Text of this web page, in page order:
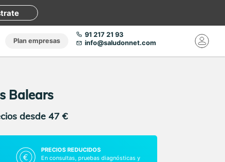
Plan empresas
91 217 21 93
info@saludonnet.com
Balears
desde 47 €
PRECIOS REDUCIDOS
En consultas, pruebas diagnósticas y